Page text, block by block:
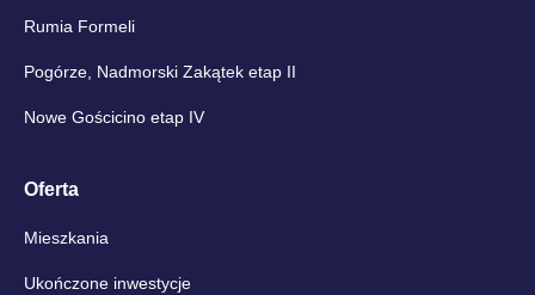
Rumia Formeli
Pogórze, Nadmorski Zakątek etap II
Nowe Gościcino etap IV
Oferta
Mieszkania
Ukończone inwestycje